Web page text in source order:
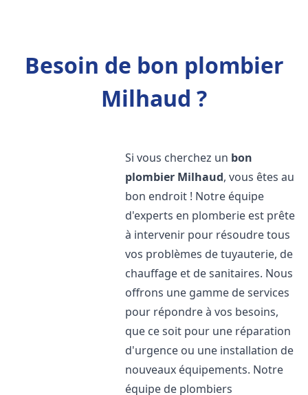
Besoin de bon plombier
Milhaud ?
Si vous cherchez un bon
plombier Milhaud, vous êtes au
bon endroit ! Notre équipe
d'experts en plomberie est prête
à intervenir pour résoudre tous
vos problèmes de tuyauterie, de
chauffage et de sanitaires. Nous
offrons une gamme de services
pour répondre à vos besoins,
que ce soit pour une réparation
d'urgence ou une installation de
nouveaux équipements. Notre
équipe de plombiers